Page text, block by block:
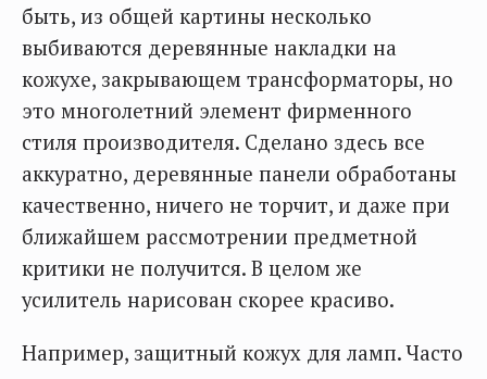
быть, из общей картины несколько
выбиваются деревянные накладки на
кожухе, закрывающем трансформаторы, но
это многолетний элемент фирменного
стиля производителя. Сделано здесь все
аккуратно, деревянные панели обработаны
качественно, ничего не торчит, и даже при
ближайшем рассмотрении предметной
критики не получится. В целом же
усилитель нарисован скорее красиво.
Например, защитный кожух для ламп. Часто